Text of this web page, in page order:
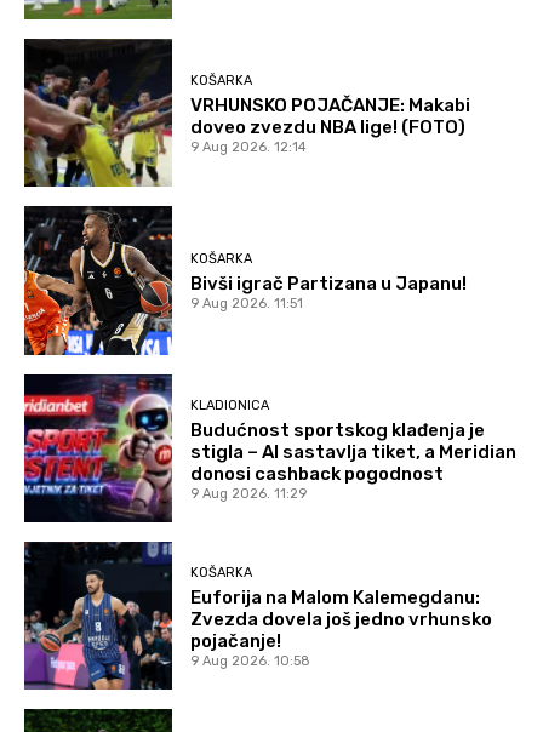
KOŠARKA
VRHUNSKO POJAČANJE: Makabi
doveo zvezdu NBA lige! (FOTO)
9 Aug 2026. 12:14
KOŠARKA
Bivši igrač Partizana u Japanu!
9 Aug 2026. 11:51
KLADIONICA
Budućnost sportskog klađenja je
stigla – AI sastavlja tiket, a Meridian
donosi cashback pogodnost
9 Aug 2026. 11:29
KOŠARKA
Euforija na Malom Kalemegdanu:
Zvezda dovela još jedno vrhunsko
pojačanje!
9 Aug 2026. 10:58